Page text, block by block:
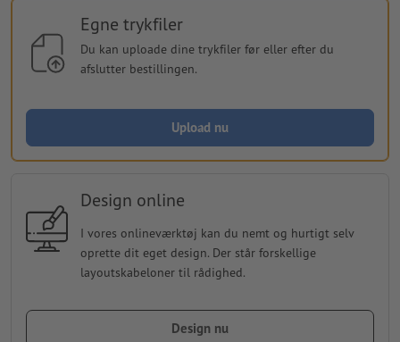
Egne trykfiler
Du kan uploade dine trykfiler før eller efter du
afslutter bestillingen.
Upload nu
Design online
I vores onlineværktøj kan du nemt og hurtigt selv
oprette dit eget design. Der står forskellige
layoutskabeloner til rådighed.
Design nu